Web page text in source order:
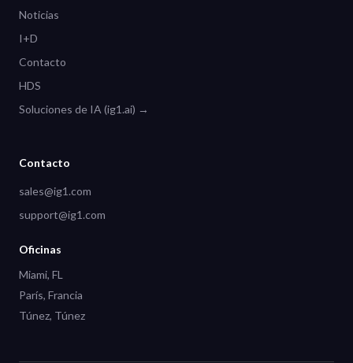
Noticias
I+D
Contacto
HDS
Soluciones de IA (ig1.ai) →
Contacto
sales@ig1.com
support@ig1.com
Oficinas
Miami, FL
París, Francia
Túnez, Túnez